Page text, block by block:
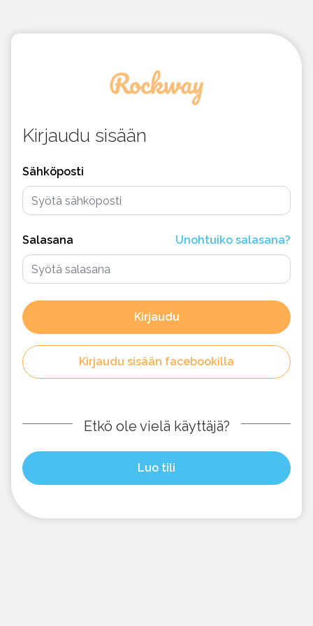
Kirjaudu sisään
Sähköposti
Salasana Unohtuiko salasana?
Kirjaudu
Kirjaudu sisään facebookilla
Etkö ole vielä käyttäjä?
Luo tili